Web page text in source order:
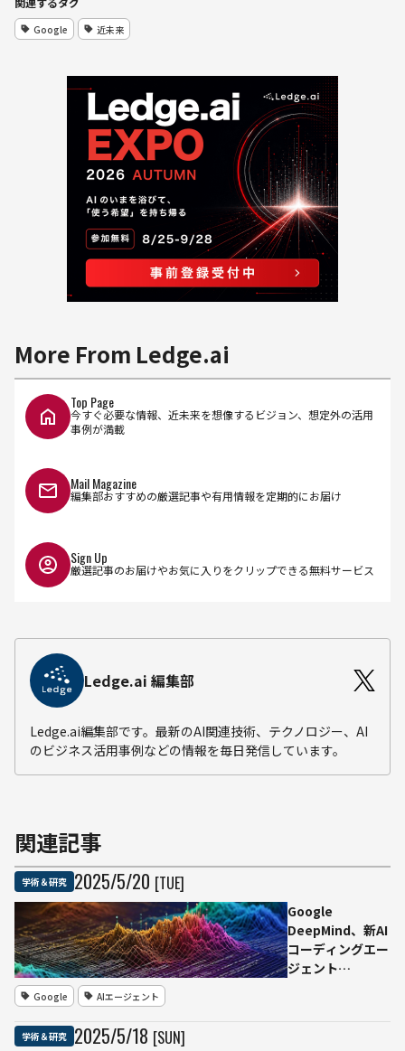
Google 近未来
More From Ledge.ai
Top Page
今すぐ必要な情報、近未来を想像するビジョン、想定外の活用
事例が満載
Mail Magazine
編集部おすすめの厳選記事や有用情報を定期的にお届け
Sign Up
厳選記事のお届けやお気に入りをクリップできる無料サービス
Ledge.ai 編集部
Ledge.ai編集部です。最新のAI関連技術、テクノロジー、AI
のビジネス活用事例などの情報を毎日発信しています。
関連記事
学術＆研究 2025/5/20 [TUE]
Google
DeepMind、新AI
コーディングエー
ジェント
Google AIエージェント
学術＆研究 2025/5/18 [SUN]